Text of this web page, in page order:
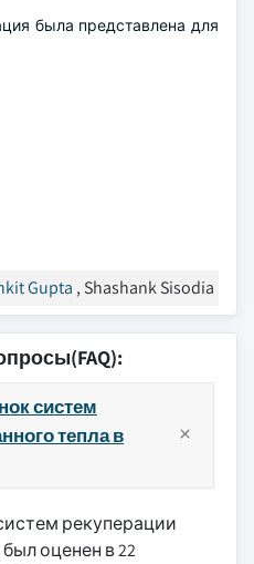
была представлена для
Gupta , Shashank Sisodia
систем
тепла в
рекуперации
оценен в 22